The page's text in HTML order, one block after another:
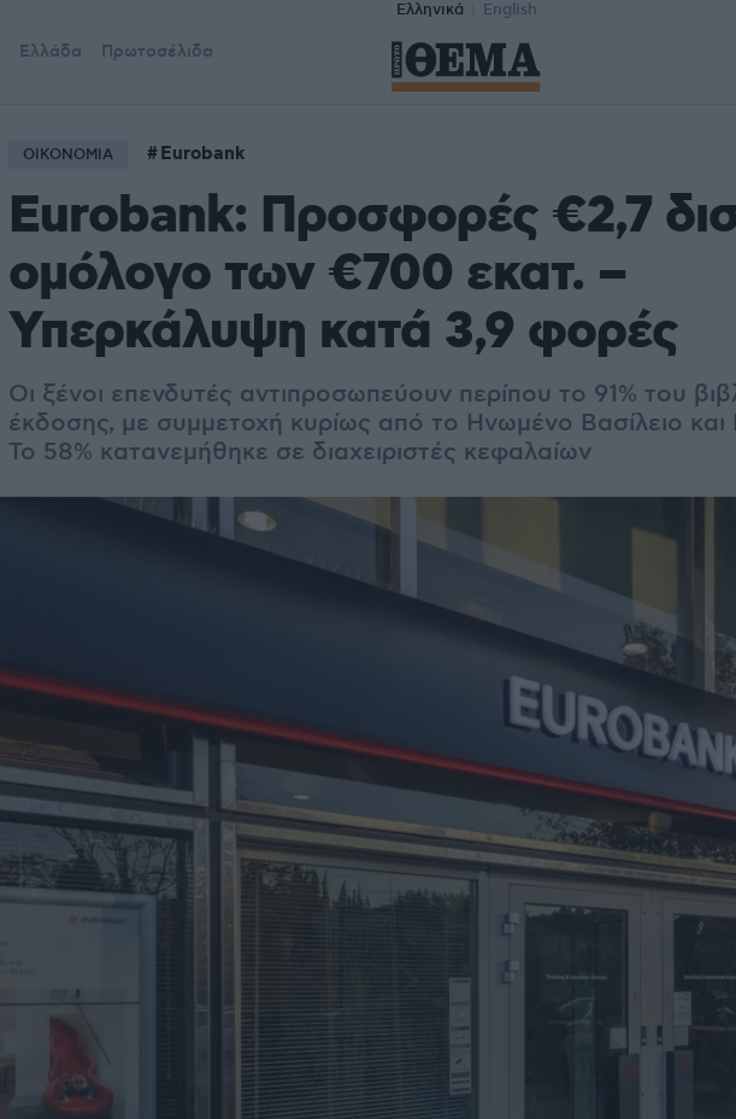
Ελληνικά English
Ελλάδα Πρωτοσέλιδα
ΟΙΚΟΝΟΜΙΑ Eurobank
Eurobank: Προσφορές €2,7
ομόλογο των €700 εκατ. –
Υπερκάλυψη κατά 3,9 φορές
Οι ξένοι επενδυτές αντιπροσωπεύουν περίπου το 91% του
έκδοσης, με συμμετοχή κυρίως από το Ηνωμένο Βασίλειο και
Το 58% κατανεμήθηκε σε διαχειριστές κεφαλαίων